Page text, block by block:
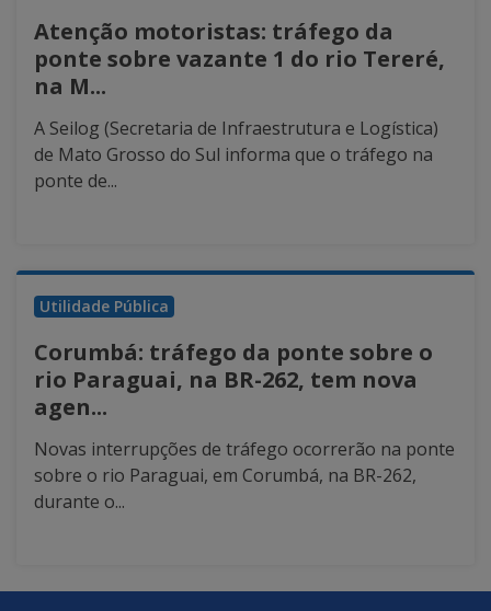
Atenção motoristas: tráfego da
ponte sobre vazante 1 do rio Tereré,
na M...
A Seilog (Secretaria de Infraestrutura e Logística)
de Mato Grosso do Sul informa que o tráfego na
ponte de...
Utilidade Pública
Corumbá: tráfego da ponte sobre o
rio Paraguai, na BR-262, tem nova
agen...
Novas interrupções de tráfego ocorrerão na ponte
sobre o rio Paraguai, em Corumbá, na BR-262,
durante o...